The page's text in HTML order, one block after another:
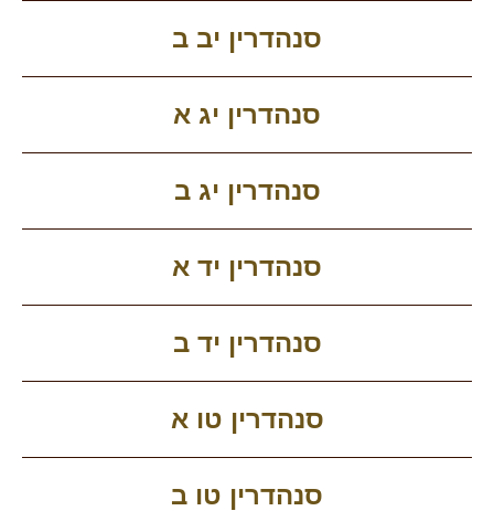
סנהדרין יב ב
סנהדרין יג א
סנהדרין יג ב
סנהדרין יד א
סנהדרין יד ב
סנהדרין טו א
סנהדרין טו ב